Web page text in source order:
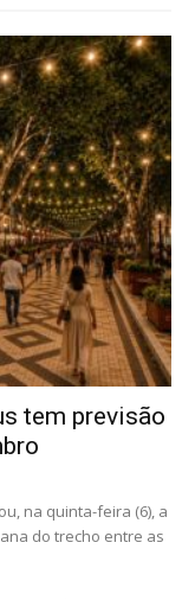
tem previsão
na quinta-feira (6), a
do trecho entre as